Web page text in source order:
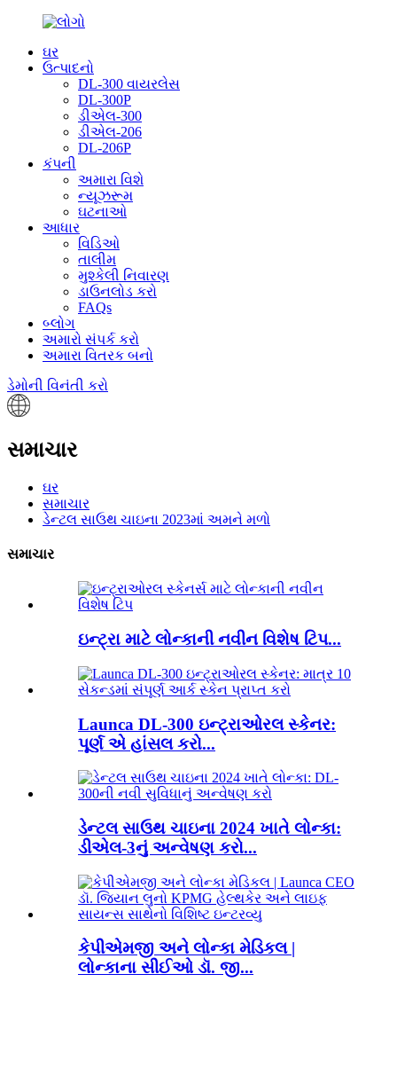
ઘર
ઉત્પાદનો
DL-300 વાયરલેસ
DL-300P
ડીએલ-300
ડીએલ-206
DL-206P
કંપની
અમારા વિશે
ન્યૂઝરૂમ
ઘટનાઓ
આધાર
વિડિઓ
તાલીમ
મુશ્કેલી નિવારણ
ડાઉનલોડ કરો
FAQs
બ્લોગ
અમારો સંપર્ક કરો
અમારા વિતરક બનો
ડેમોની વિનંતી કરો
સમાચાર
ઘર
સમાચાર
ડેન્ટલ સાઉથ ચાઇના 2023માં અમને મળો
સમાચાર
ઇન્ટ્રા માટે લોન્કાની નવીન વિશેષ ટિપ...
Launca DL-300 ઇન્ટ્રાઓરલ સ્કેનર:
પૂર્ણ એ હાંસલ કરો...
ડેન્ટલ સાઉથ ચાઇના 2024 ખાતે લોન્કા:
ડીએલ-3નું અન્વેષણ કરો...
કેપીએમજી અને લોન્કા મેડિકલ |
લોન્કાના સીઈઓ ડૉ. જી...